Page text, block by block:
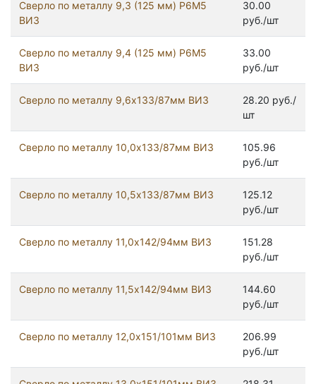
Сверло по металлу 9,3 (125 мм) Р6М5
ВИЗ
30.00
руб./шт
Сверло по металлу 9,4 (125 мм) Р6М5
ВИЗ
33.00
руб./шт
Сверло по металлу 9,6х133/87мм ВИЗ
28.20 руб./
шт
Сверло по металлу 10,0х133/87мм ВИЗ
105.96
руб./шт
Сверло по металлу 10,5х133/87мм ВИЗ
125.12
руб./шт
Сверло по металлу 11,0х142/94мм ВИЗ
151.28
руб./шт
Сверло по металлу 11,5х142/94мм ВИЗ
144.60
руб./шт
Сверло по металлу 12,0х151/101мм ВИЗ
206.99
руб./шт